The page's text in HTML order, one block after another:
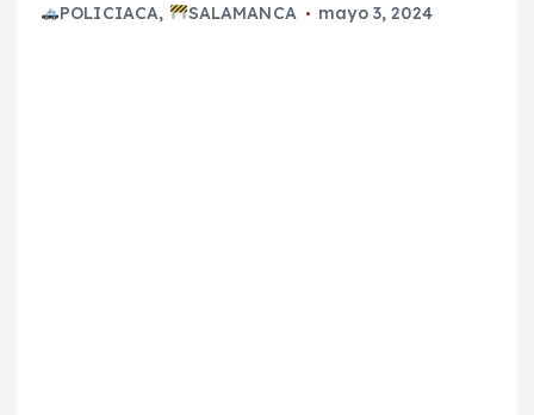
POLICIACA, SALAMANCA mayo 3, 2024